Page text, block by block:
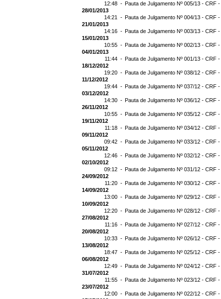
12:48 - Pauta de Julgamento Nº 005/13 - CRF
28/01/2013
14:21 - Pauta de Julgamento Nº 004/13 - CRF
21/01/2013
14:16 - Pauta de Julgamento Nº 003/13 - CRF
15/01/2013
10:55 - Pauta de Julgamento Nº 002/13 - CRF
04/01/2013
11:44 - Pauta de Julgamento Nº 001/13 - CRF
18/12/2012
19:20 - Pauta de Julgamento Nº 038/12 - CRF
11/12/2012
19:44 - Pauta de Julgamento Nº 037/12 - CRF
03/12/2012
14:30 - Pauta de Julgamento Nº 036/12 - CRF
26/11/2012
10:55 - Pauta de Julgamento Nº 035/12 - CRF
19/11/2012
11:18 - Pauta de Julgamento Nº 034/12 - CRF
09/11/2012
09:42 - Pauta de Julgamento Nº 033/12 - CRF
05/11/2012
12:46 - Pauta de Julgamento Nº 032/12 - CRF
02/10/2012
09:12 - Pauta de Julgamento Nº 031/12 - CRF
24/09/2012
11:20 - Pauta de Julgamento Nº 030/12 - CRF
14/09/2012
13:00 - Pauta de Julgamento Nº 029/12 - CRF
10/09/2012
12:20 - Pauta de Julgamento Nº 028/12 - CRF
27/08/2012
11:16 - Pauta de Julgamento Nº 027/12 - CRF
20/08/2012
10:33 - Pauta de Julgamento Nº 026/12 - CRF
13/08/2012
18:47 - Pauta de Julgamento Nº 025/12 - CRF
06/08/2012
12:49 - Pauta de Julgamento Nº 024/12 - CRF
31/07/2012
11:55 - Pauta de Julgamento Nº 023/12 - CRF
23/07/2012
12:00 - Pauta de Julgamento Nº 022/12 - CRF